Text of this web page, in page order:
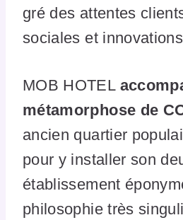
gré des attentes
sociales et
MOB HOTEL
métamorphose de
ancien quartier
pour y installer son
établissement
philosophie très